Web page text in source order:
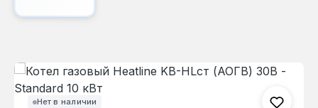
Нет в наличии
Пропустить галерею изображений